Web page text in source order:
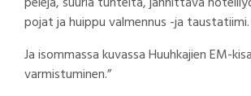
pojat ja huippu valmennus -ja taustatiimi.
Ja isommassa kuvassa Huuhkajien EM-
varmistuminen.”